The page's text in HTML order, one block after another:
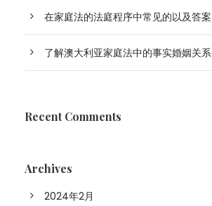
在家庭法的法庭程序中常见的以及答案
了解澳大利亚家庭法中的事实婚姻关系
Recent Comments
Archives
2024年2月